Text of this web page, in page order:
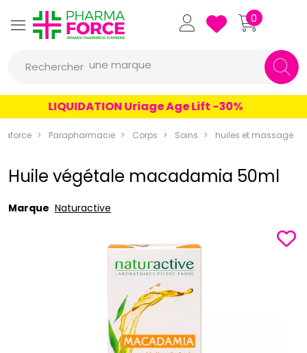
Pharmaforce Grande Pharmacie
0
Rechercher
un produit
une marque
LIQUIDATION Uriage Age Lift -30%
Parapharmacie Corps Soins huiles et massage
Huile végétale macadamia 50ml
Marque Naturactive